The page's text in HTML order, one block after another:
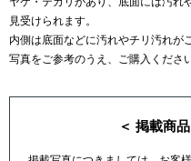
見受けられます。
内側は底面などに汚れやチリ汚れが
写真をご参考のうえ、ご購入くださ
＜ 掲載商